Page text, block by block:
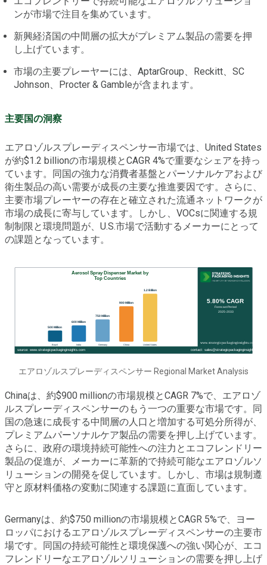
ンが市場で注目を集めています。
新興経済国の中間層の拡大がプレミアム製品の需要を押
し上げています。
市場の主要プレーヤーには、AptarGroup、Reckitt、SC
Johnson、Procter & Gambleが含まれます。
主要国の洞察
エアロゾルスプレーディスペンサー市場では、United States
が約$1.2 billionの市場規模とCAGR 4%で重要なシェアを持っ
ています。同国の強力な消費者基盤とパーソナルケアおよび
衛生製品の高い需要が成長の主要な推進要因です。さらに、
主要市場プレーヤーの存在と確立された流通ネットワークが
市場の成長に寄与しています。しかし、VOCsに関連する規
制制限と環境問題が、U.S.市場で活動するメーカーにとって
の課題となっています。
エアロゾルスプレーディスペンサー Regional Market Analysis
Chinaは、約$900 millionの市場規模とCAGR 7%で、エアロゾ
ルスプレーディスペンサーのもう一つの重要な市場です。同
国の急速に成長する中間層の人口と増加する可処分所得が、
プレミアムパーソナルケア製品の需要を押し上げています。
さらに、政府の環境持続可能性への注力とエコフレンドリー
製品の促進が、メーカーに革新的で持続可能なエアロゾルソ
リューションの開発を促しています。しかし、市場は規制遵
守と原材料価格の変動に関連する課題に直面しています。
Germanyは、約$750 millionの市場規模とCAGR 5%で、ヨー
ロッパにおけるエアロゾルスプレーディスペンサーの主要市
場です。同国の持続可能性と環境保護への強い関心が、エコ
フレンドリーなエアロゾルソリューションの需要を押し上げ